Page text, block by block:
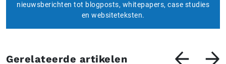
nieuwsberichten tot blogposts, whitepapers, case studies
en websiteteksten.
Gerelateerde artikelen